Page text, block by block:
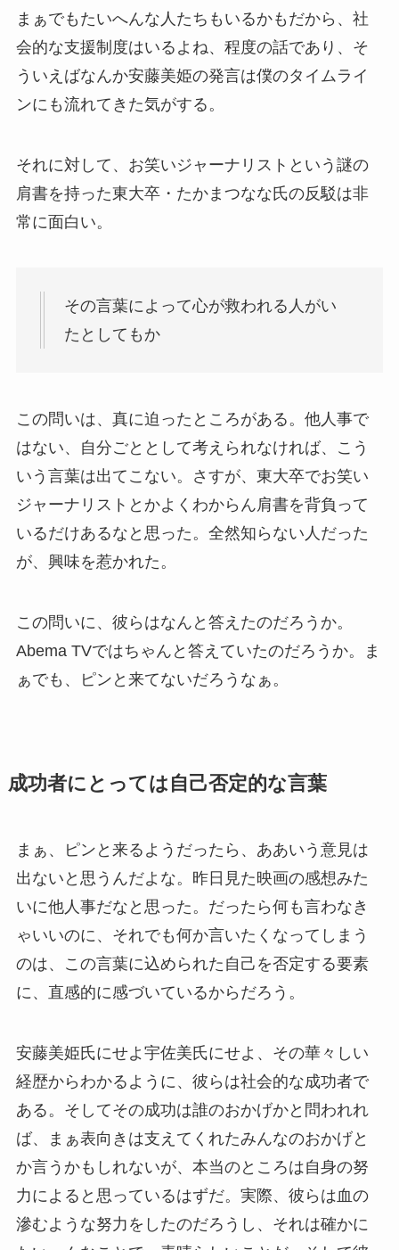
まぁでもたいへんな人たちもいるかもだから、社
会的な支援制度はいるよね、程度の話であり、そ
ういえばなんか安藤美姫の発言は僕のタイムライ
ンにも流れてきた気がする。
それに対して、お笑いジャーナリストという謎の
肩書を持った東大卒・たかまつなな氏の反駁は非
常に面白い。
その言葉によって心が救われる人がい
たとしてもか
この問いは、真に迫ったところがある。他人事で
はない、自分ごととして考えられなければ、こう
いう言葉は出てこない。さすが、東大卒でお笑い
ジャーナリストとかよくわからん肩書を背負って
いるだけあるなと思った。全然知らない人だった
が、興味を惹かれた。
この問いに、彼らはなんと答えたのだろうか。
Abema TVではちゃんと答えていたのだろうか。ま
ぁでも、ピンと来てないだろうなぁ。
成功者にとっては自己否定的な言葉
まぁ、ピンと来るようだったら、ああいう意見は
出ないと思うんだよな。昨日見た映画の感想みた
いに他人事だなと思った。だったら何も言わなき
ゃいいのに、それでも何か言いたくなってしまう
のは、この言葉に込められた自己を否定する要素
に、直感的に感づいているからだろう。
安藤美姫氏にせよ宇佐美氏にせよ、その華々しい
経歴からわかるように、彼らは社会的な成功者で
ある。そしてその成功は誰のおかげかと問われれ
ば、まぁ表向きは支えてくれたみんなのおかげと
か言うかもしれないが、本当のところは自身の努
力によると思っているはずだ。実際、彼らは血の
滲むような努力をしたのだろうし、それは確かに